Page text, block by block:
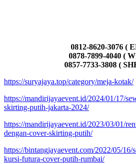
0812-8620-3076 (
0878-7899-4040 (
0857-7733-3808 (
https://suryajaya.top/category/meja-kotak/
https://mandirijayaevent.id/2024/01/17/
skirting-putih-jakarta-2024/
https://mandirijayaevent.id/2023/03/01/
dengan-cover-skirting-putih/
https://bintangjayaevent.com/2022/05/16/
kursi-futura-cover-putih-rumbai/